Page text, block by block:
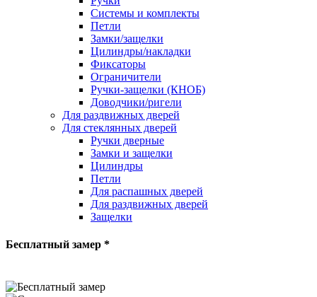
Системы и комплекты
Петли
Замки/защелки
Цилиндры/накладки
Фиксаторы
Ограничители
Ручки-защелки (КНОБ)
Доводчики/ригели
Для раздвижных дверей
Для стеклянных дверей
Ручки дверные
Замки и защелки
Цилиндры
Петли
Для распашных дверей
Для раздвижных дверей
Защелки
Бесплатный замер *